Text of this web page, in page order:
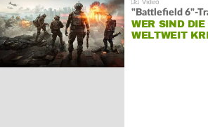
WER SIND
WELTWEIT